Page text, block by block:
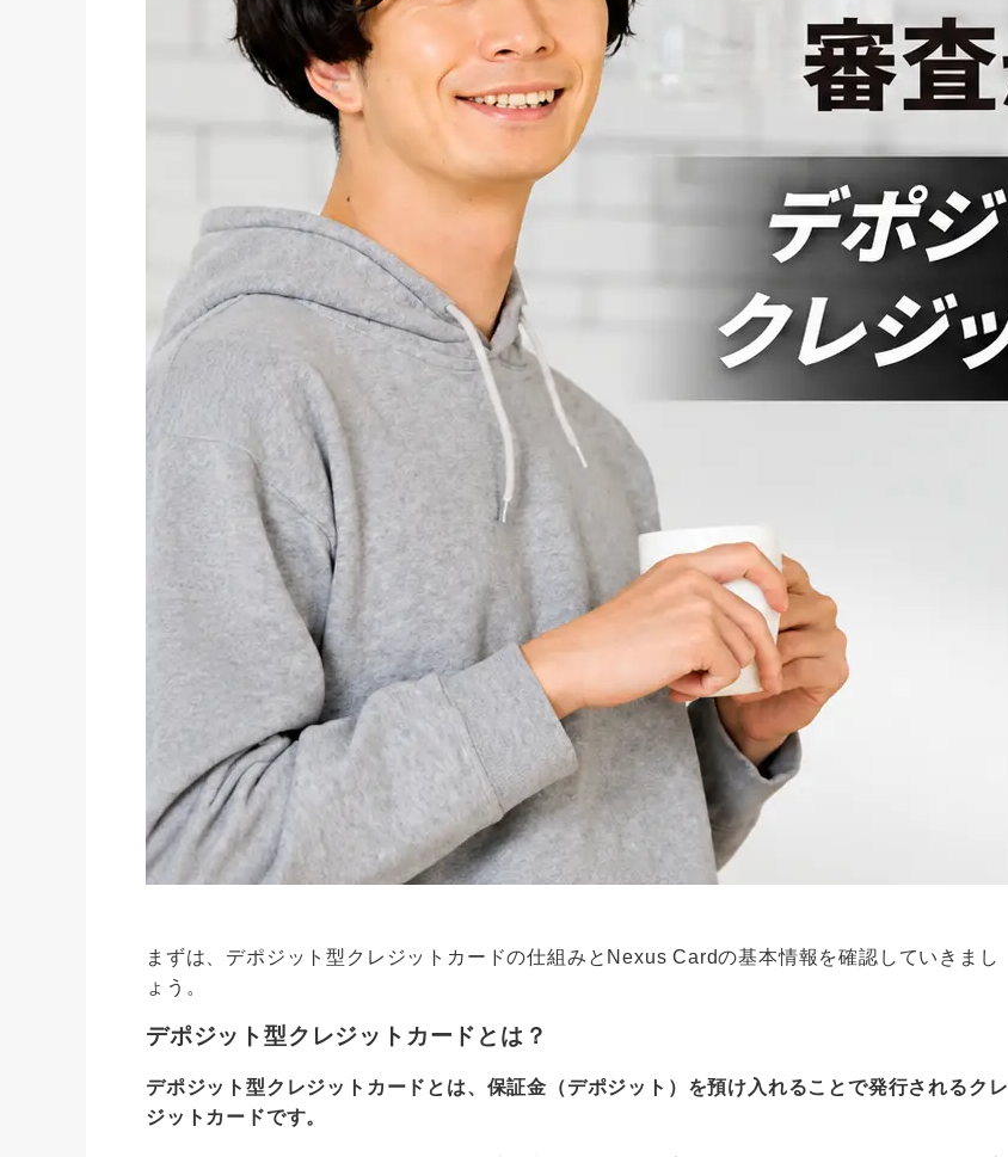
まずは、デポジット型クレジットカードの仕組みとNexus Cardの基本情報を確認していきまし
ょう。
デポジット型クレジットカードとは？
デポジット型クレジットカードとは、保証金（デポジット）を預け入れることで発行されるクレ
ジットカードです。